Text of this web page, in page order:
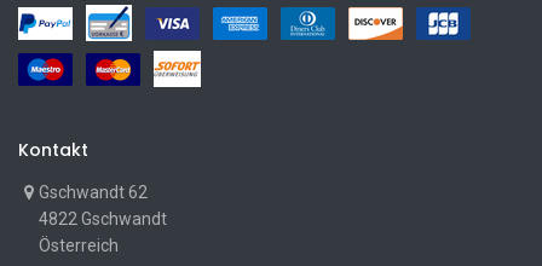
Kontakt
Gschwandt 62
4822 Gschwandt
Österreich